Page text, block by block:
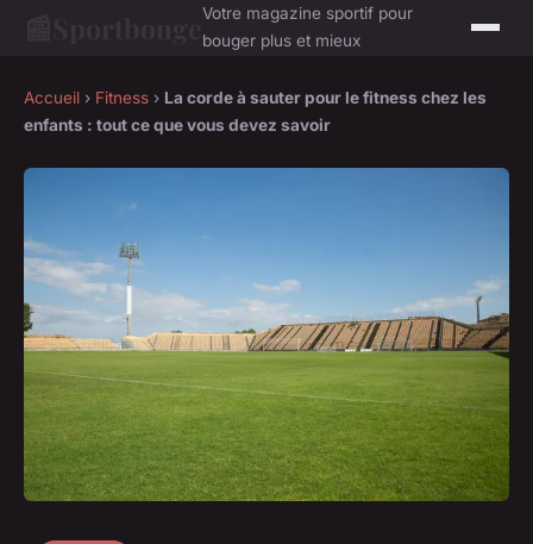
Votre magazine sportif pour
bouger plus et mieux
Accueil › Fitness › La corde à sauter pour le fitness chez les
enfants : tout ce que vous devez savoir